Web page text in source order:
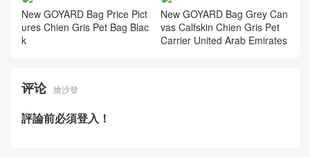
New GOYARD Bag Price Pict
ures Chien Gris Pet Bag Blac
k
New GOYARD Bag Grey Can
vas Calfskin Chien Gris Pet
Carrier United Arab Emirates
评论 搶沙發
評論前必須登入！